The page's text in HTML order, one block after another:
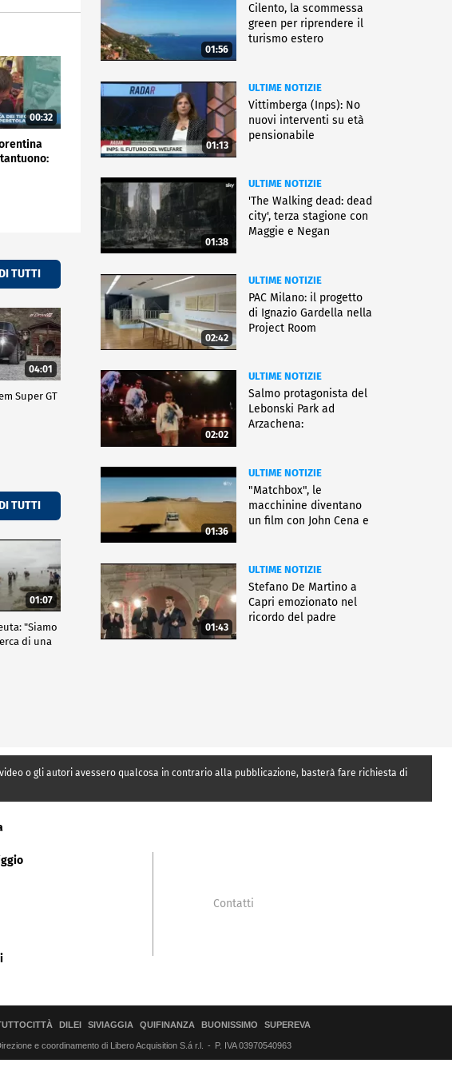
00:32
TUTTI
04:01
Super GT
TUTTI
01:07
"Siamo
di una
01:56
Cilento, la scommessa
green per riprendere il
turismo estero
01:13
ULTIME NOTIZIE
Vittimberga (Inps): No
nuovi interventi su età
pensionabile
01:38
ULTIME NOTIZIE
'The Walking dead: dead
city', terza stagione con
Maggie e Negan
02:42
ULTIME NOTIZIE
PAC Milano: il progetto
di Ignazio Gardella nella
Project Room
02:02
ULTIME NOTIZIE
Salmo protagonista del
Lebonski Park ad
Arzachena:
01:36
ULTIME NOTIZIE
"Matchbox", le
macchinine diventano
un film con John Cena e
01:43
ULTIME NOTIZIE
Stefano De Martino a
Capri emozionato nel
ricordo del padre
o gli autori avessero qualcosa in contrario alla pubblicazione, basterà fare richiesta di
Contatti
DILEI SIVIAGGIA QUIFINANZA BUONISSIMO SUPEREVA
e coordinamento di Libero Acquisition S.á r.l. P. IVA 03970540963